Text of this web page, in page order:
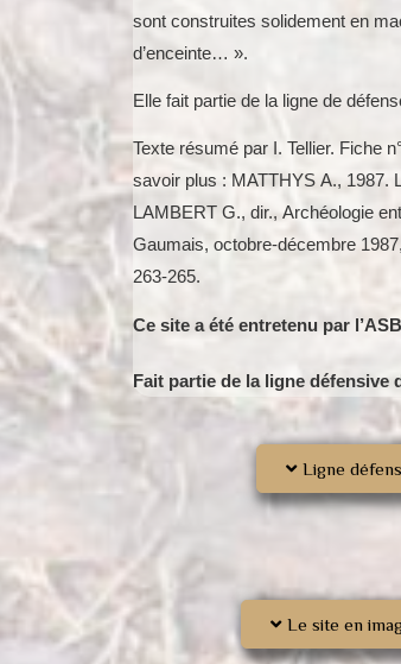
sont construites solidement en
d’enceinte… ».
Elle fait partie de la ligne de
Texte résumé par I. Tellier. Fiche
savoir plus : MATTHYS A., 1987.
LAMBERT G., dir., Archéologie
Gaumais, octobre-décembre
263-265.
Ce site a été entretenu par
Fait partie de la ligne défensive
Ligne
Le site en